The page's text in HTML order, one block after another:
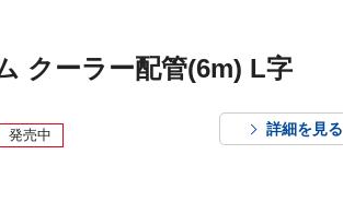
クーラー配管(6m) L字
発売中 詳細を見る